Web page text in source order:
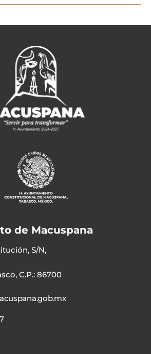
de Macuspana
S/N,
C.P.: 86700